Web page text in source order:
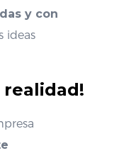
y con
ideas
realidad!